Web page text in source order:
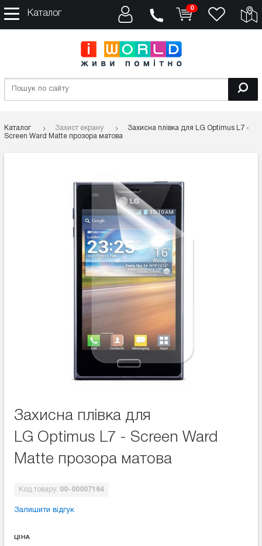
Каталог
0
Каталог Захист екрану
Захисна плівка для LG Optimus L7 -
Screen Ward Matte прозора матова
Захисна плівка для
LG Optimus L7 - Screen Ward
Matte прозора матова
Код товару: 00-00007164
Залишити відгук
ЦІНА